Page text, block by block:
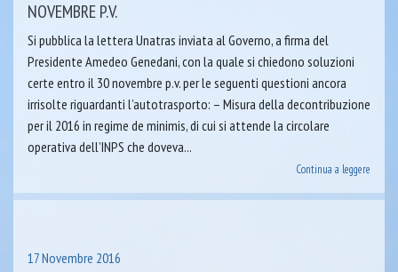
NOVEMBRE P.V.
Si pubblica la lettera Unatras inviata al Governo, a firma del
Presidente Amedeo Genedani, con la quale si chiedono soluzioni
certe entro il 30 novembre p.v. per le seguenti questioni ancora
irrisolte riguardanti l’autotrasporto: – Misura della decontribuzione
per il 2016 in regime de minimis, di cui si attende la circolare
operativa dell’INPS che doveva...
Continua a leggere
17 Novembre 2016